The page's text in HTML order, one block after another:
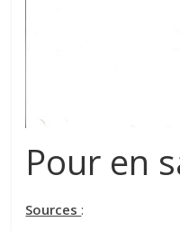
Pour en
Sources: